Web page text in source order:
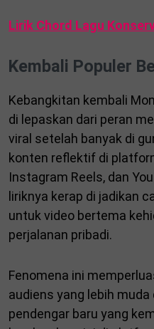
Lirik Chord Lagu
Kembali Populer
Kebangkitan kembali
di lepaskan dari peran
viral setelah banyak di
konten reflektif di
Instagram Reels, dan
liriknya kerap di jadikan
untuk video bertema
perjalanan pribadi.
Fenomena ini
audiens yang lebih
pendengar baru yang